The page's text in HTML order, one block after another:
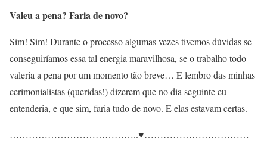
Valeu a pena? Faria de novo?
Sim! Sim! Durante o processo algumas vezes tivemos dúvidas se
conseguiríamos essa tal energia maravilhosa, se o trabalho todo
valeria a pena por um momento tão breve… E lembro das minhas
cerimonialistas (queridas!) dizerem que no dia seguinte eu
entenderia, e que sim, faria tudo de novo. E elas estavam certas.
…………………………………..♥……………………………